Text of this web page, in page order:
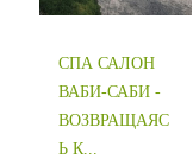
СПА САЛОН
ВАБИ-САБИ -
ВОЗВРАЩАЯС
Ь К...